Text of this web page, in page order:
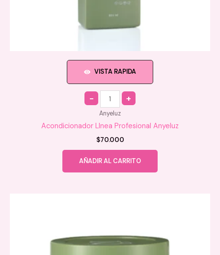
VISTA RAPIDA
Quantity
Anyeluz
Acondicionador LInea Profesional Anyeluz
$70.000
AÑADIR AL CARRITO